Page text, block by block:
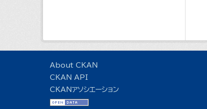
About CKAN
CKAN API
CKANアソシエーション